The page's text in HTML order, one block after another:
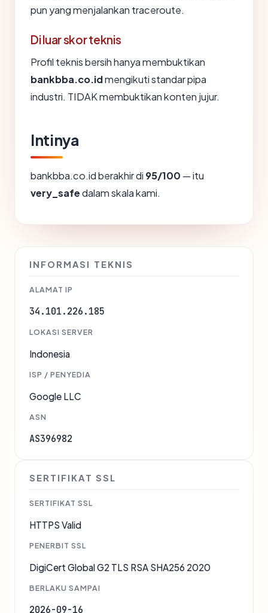
pun yang menjalankan traceroute.
Di luar skor teknis
Profil teknis bersih hanya membuktikan
bankbba.co.idmengikuti standar pipa
industri. TIDAK membuktikan konten jujur.
Intinya
bankbba.co.id berakhir di 95/100 — itu
very_safedalam skala kami.
INFORMASI TEKNIS
ALAMAT IP
34.101.226.185
LOKASI SERVER
Indonesia
ISP / PENYEDIA
Google LLC
ASN
AS396982
SERTIFIKAT SSL
SERTIFIKAT SSL
HTTPS Valid
PENERBIT SSL
DigiCert Global G2 TLS RSA SHA256 2020
BERLAKU SAMPAI
2026-09-16